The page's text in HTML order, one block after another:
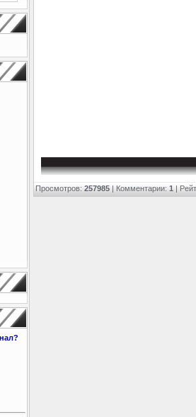
Просмотров: 257985 | Комментарии: 1 |